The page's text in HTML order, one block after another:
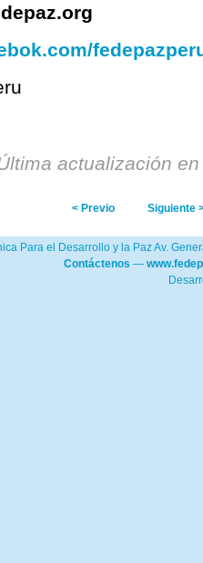
actualización
< Previo Siguiente
Para el Desarrollo y la Paz Av.
Contáctenos —